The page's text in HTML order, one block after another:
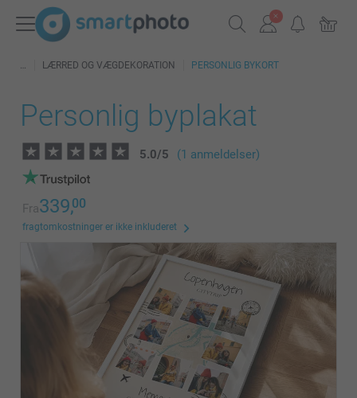
LÆRRED OG VÆGDEKORATION PERSONLIG BYKORT
Personlig byplakat
5.0/5 (1 anmeldelser)
Fra339,00
fragtomkostninger er ikke inkluderet